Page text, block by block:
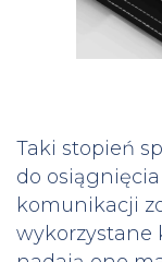
Taki stopień
do
komunikacji
wykorzystane